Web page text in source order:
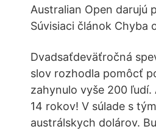
Australian Open darujú
Súvisiaci článok Chyba
Dvadsaťdeväťročná
slov rozhodla pomôcť
zahynulo vyše 200
14 rokov! V súlade s
austrálskych dolárov.